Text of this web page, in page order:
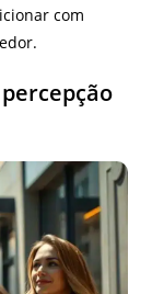
com